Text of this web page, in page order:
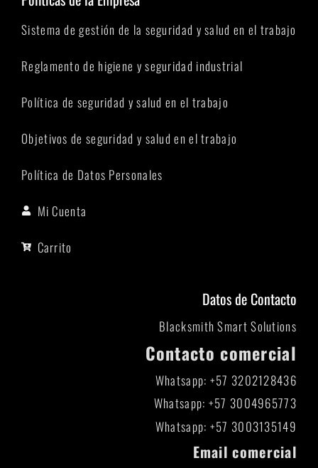
Sistema de gestión de la seguridad y salud en el trabajo
Reglamento de higiene y seguridad industrial
Política de seguridad y salud en el trabajo
Objetivos de seguridad y salud en el trabajo
Política de Datos Personales
Mi Cuenta
Carrito
Datos de Contacto
Blacksmith Smart Solutions
Contacto comercial
Whatsapp: +57 3202128436
Whatsapp: +57 3004965773
Whatsapp: +57 3003135149
Email comercial